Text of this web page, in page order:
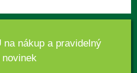
na nákup a pravidelný